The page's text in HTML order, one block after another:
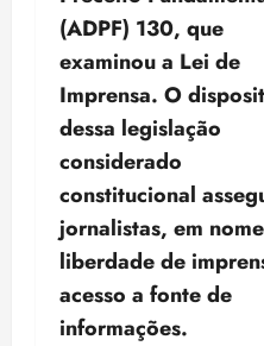
(ADPF) 130, que
examinou a Lei de
Imprensa. O
dessa legislação
considerado
constitucional
jornalistas, em
liberdade de
acesso a fonte de
informações.